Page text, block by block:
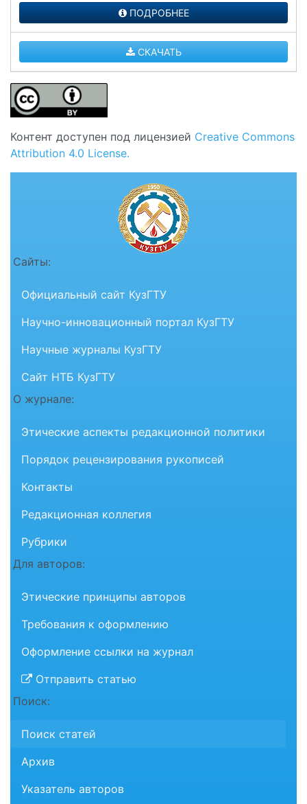
ПОДРОБНЕЕ
СКАЧАТЬ
Контент доступен под лицензией Creative Commons
Attribution 4.0 License.
Сайты:
Официальный сайт КузГТУ
Научно-инновационный портал КузГТУ
Научные журналы КузГТУ
Сайт НТБ КузГТУ
О журнале:
Этические аспекты редакционной политики
Порядок рецензирования рукописей
Контакты
Редакционная коллегия
Рубрики
Для авторов:
Этические принципы авторов
Требования к оформлению
Оформление ссылки на журнал
Отправить статью
Поиск:
Поиск статей
Архив
Указатель авторов